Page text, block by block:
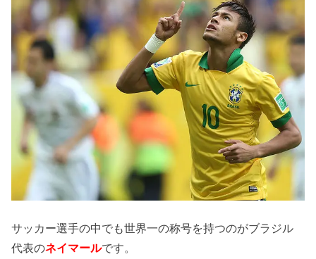
サッカー選手の中でも世界一の称号を持つのがブラジル
代表のネイマールです。